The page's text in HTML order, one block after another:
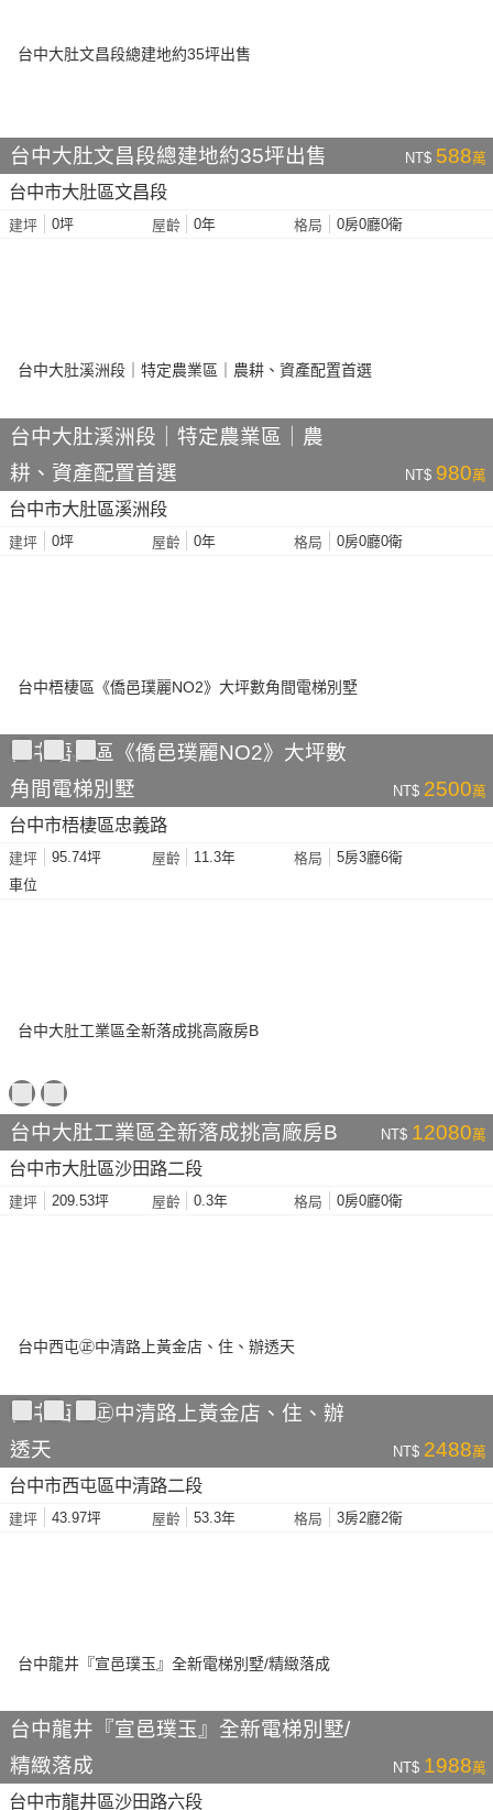
台中大肚文昌段總建地約35坪出售 NT$ 588萬
台中市大肚區文昌段
建坪 0坪 屋齡 0年 格局 0房0廳0衛
台中大肚溪洲段｜特定農業區｜農
耕、資產配置首選
NT$ 980萬
台中市大肚區溪洲段
建坪 0坪 屋齡 0年 格局 0房0廳0衛
台中梧棲區《僑邑璞麗NO2》大坪數
角間電梯別墅
NT$ 2500萬
台中市梧棲區忠義路
建坪 95.74坪 屋齡 11.3年 格局
5房3廳6衛
車位
台中大肚工業區全新落成挑高廠房B NT$ 12080萬
台中市大肚區沙田路二段
建坪 209.53坪 屋齡 0.3年 格局 0房0廳0衛
台中西屯㊣中清路上黃金店、住、辦
透天
NT$ 2488萬
台中市西屯區中清路二段
建坪 43.97坪 屋齡 53.3年 格局 3房2廳2衛
台中龍井『宣邑璞玉』全新電梯別墅/
精緻落成
NT$ 1988萬
台中市龍井區沙田路六段